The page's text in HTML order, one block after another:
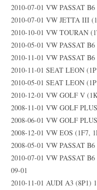
2010-07-01 VW PASSAT
2010-07-01 VW JETTA III
2010-10-01 VW TOURAN
2010-05-01 VW PASSAT
2010-11-01 VW PASSAT
2010-11-01 SEAT LEON
2010-05-01 SEAT LEON
2010-12-01 VW GOLF V
2008-11-01 VW GOLF
2008-06-01 VW GOLF
2008-12-01 VW EOS (1F7,
2008-05-01 VW PASSAT
2010-07-01 VW PASSAT
09-01
2010-11-01 AUDI A3 (8P1)